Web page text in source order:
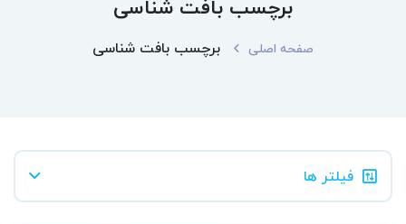
برچسب بافت شناسی
صفحه اصلی برچسب بافت شناسی
فیلتر ها